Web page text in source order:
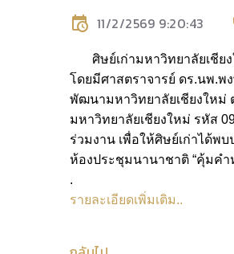
11/2/2569 9:20:43
ศิษย์เก่ามหาวิทยาลัยเชียง
โดยมีศาสตราจารย์ ดร.นพ.
พัฒนามหาวิทยาลัยเชียงใหม่
มหาวิทยาลัยเชียงใหม่ รหัส
ร่วมงาน เพื่อให้ศิษย์เก่าได้
ห้องประชุมนานาชาติ “คุ้มคำ
.
รายละเอียดเพิ่มเติม..